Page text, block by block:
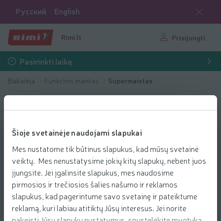
Šioje svetainėje naudojami slapukai
Mes nustatome tik būtinus slapukus, kad mūsų svetainė
veiktų. Mes nenustatysime jokių kitų slapukų, nebent juos
įjungsite. Jei įgalinsite slapukus, mes naudosime
pirmosios ir trečiosios šalies našumo ir reklamos
slapukus, kad pagerintume savo svetainę ir pateiktume
reklamą, kuri labiau atitiktų Jūsų interesus. Jei norite
Русский English
Rimi.lt Prisijungti
Pasirinkti laiką
Bakalėja Funkcinis maistas Supermaistas